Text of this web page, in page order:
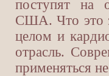
поступят на
США. Что это
целом и
отрасль.
применяться